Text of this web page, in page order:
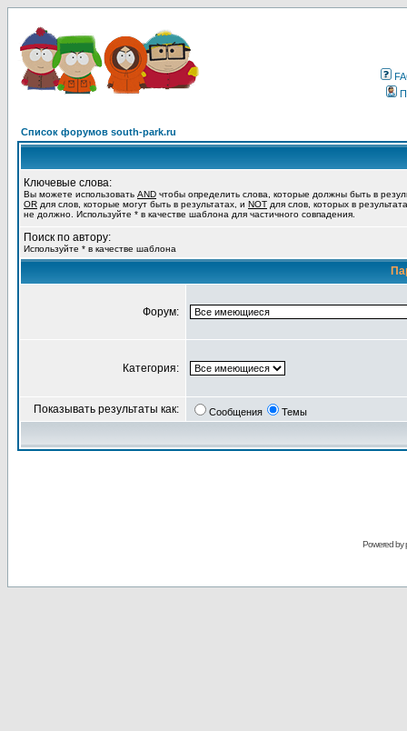
Список форумов south-park.ru
Ключевые слова:
Вы можете использовать AND чтобы определить слова, которые должны быть в
OR для слов, которые могут быть в результатах, и NOT для слов, которых в
не должно. Используйте * в качестве шаблона для частичного совпадения.
Поиск по автору:
Используйте * в качестве шаблона
Форум:
Категория:
Показывать результаты как: Сообщения Темы
Powered by